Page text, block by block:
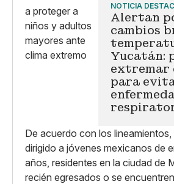
NOTICIA
Alertan
cambios
Yucatán:
extremar
para
De acuerdo con los lineamientos,
dirigido a jóvenes mexicanos de
años, residentes en la ciudad de
recién egresados o se